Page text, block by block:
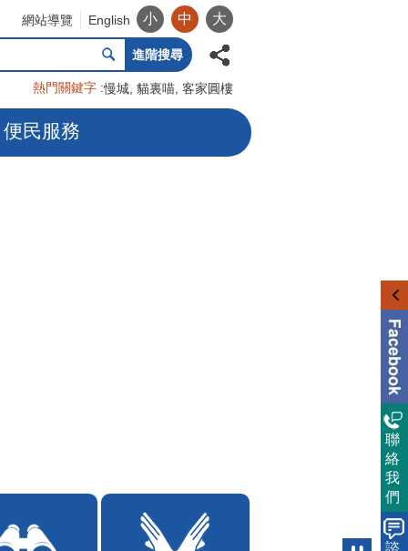
網站導覽 English 小 中 大
進階搜尋
熱門關鍵字 慢城 貓裏喵 客家圓樓
便民服務
聯
絡
我
們
諮